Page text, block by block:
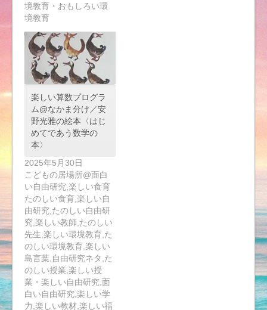
境教育・おもしろい環
境教育
楽しい算数プログラ
ム@なかま分け／安
野光雅の絵本〈はじ
めてであう数学の
本〉
2025年5月30日
こどもの居場所@面白
い自由研究,楽しい食育
たのしい食育,楽しい自
由研究,たのしい自由研
究,楽しい教師,たのしい
先生,楽しい環境教育,た
のしい環境教育,楽しい
島言葉,自由研究ネタ,た
のしい授業,楽しい授
業・楽しい自由研究,面
白い自由研究,楽しい学
力,楽しい教材,楽しい福